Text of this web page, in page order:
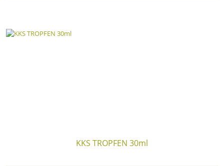
KKS TROPFEN 30ml